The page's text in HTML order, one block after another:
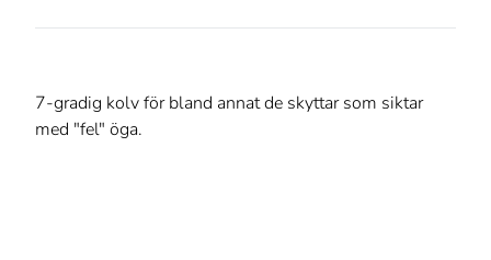
7-gradig kolv för bland annat de skyttar som siktar
med "fel" öga.